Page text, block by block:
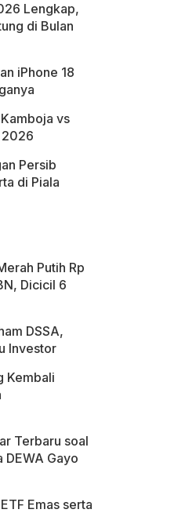
Lengkap,
di Bulan
iPhone 18
vs
2026
Persib
di Piala
Putih Rp
Dicicil 6
DSSA,
Investor
Kembali
Terbaru soal
DEWA Gayo
Emas serta